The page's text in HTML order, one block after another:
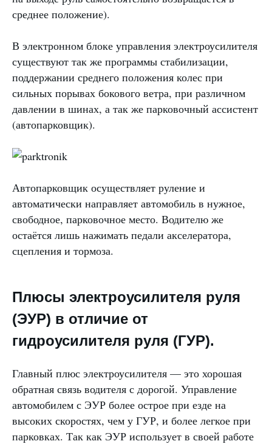
среднее положение).
В электронном блоке управления электроусилителя
существуют так же программы стабилизации,
поддержании среднего положения колес при
сильных порывах бокового ветра, при различном
давлении в шинах, а так же парковочный ассистент
(автопарковщик).
Автопарковщик осуществляет руление и
автоматически направляет автомобиль в нужное,
свободное, парковочное место. Водителю же
остаётся лишь нажимать педали акселератора,
сцепления и тормоза.
Плюсы электроусилителя руля
(ЭУР) в отличие от
гидроусилителя руля (ГУР).
Главный плюс электроусилителя — это хорошая
обратная связь водителя с дорогой. Управление
автомобилем с ЭУР более острое при езде на
высоких скоростях, чем у ГУР, и более легкое при
парковках. Так как ЭУР использует в своей работе